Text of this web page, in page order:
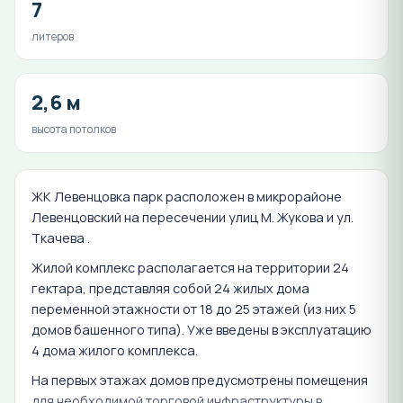
7
литеров
2,6 м
высота потолков
ЖК Левенцовка парк расположен в микрорайоне
Левенцовский на пересечении улиц М. Жукова и ул.
Ткачева .
Жилой комплекс располагается на территории 24
гектара, представляя собой 24 жилых дома
переменной этажности от 18 до 25 этажей (из них 5
домов башенного типа). Уже введены в эксплуатацию
4 дома жилого комплекса.
На первых этажах домов предусмотрены помещения